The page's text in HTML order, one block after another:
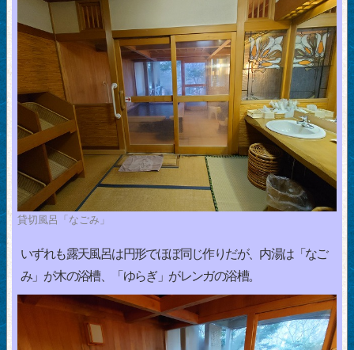
貸切風呂「なごみ」
いずれも露天風呂は円形でほぼ同じ作りだが、内湯は「なご
み」が木の浴槽、「ゆらぎ」がレンガの浴槽。